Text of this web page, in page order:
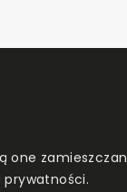
one
prywatności.